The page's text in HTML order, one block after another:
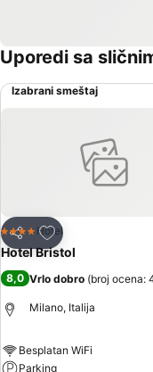
Uporedi sa
Izabrani smeštaj
Deli
Dodati u favorite
4 Zvezdice
Hotel
Hotel Bristol
8,0 Vrlo dobro (broj ocena:
Milano, Italija
Besplatan WiFi
Parking